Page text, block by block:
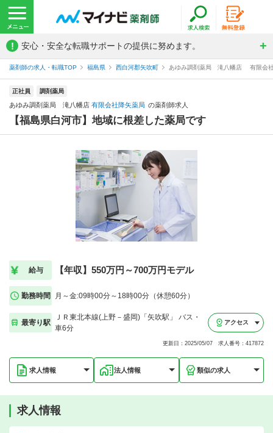
! 安心・安全な転職サポートの提供に努めます。
薬剤師の求人・転職TOP 福島県 西白河郡矢吹町 あゆみ調剤薬局 滝八幡店 有限会社
正社員 調剤薬局
あゆみ調剤薬局 滝八幡店 有限会社降矢薬局 の薬剤師求人
【福島県白河市】地域に根差した薬局です
給与 【年収】550万円～700万円モデル
勤務時間 月～金:09時00分～18時00分（休憩60分）
最寄り駅
ＪＲ東北本線(上野－盛岡)「矢吹駅」 バス・
車6分
アクセス
更新日：2025/05/07 求人番号：417872
求人情報 法人情報 類似の求人
求人情報